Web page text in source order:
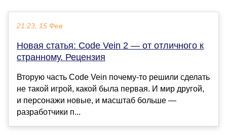
21:23, 15 Фев
Новая статья: Code Vein 2 — от отличного к
странному. Рецензия
Вторую часть Code Vein почему-то решили сделать
не такой игрой, какой была первая. И мир другой,
и персонажи новые, и масштаб больше —
разработчики п...